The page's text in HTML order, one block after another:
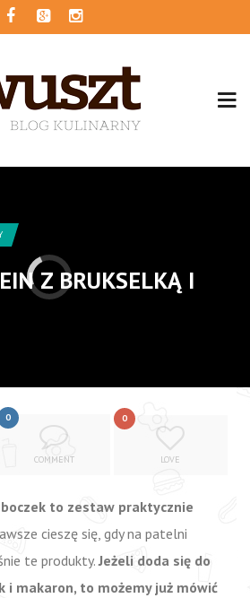
Z BRUKSELKĄ I
0
COMMENT
0
LOVE
to zestaw praktycznie
cieszę się, gdy na patelni
te produkty.Jeżeli doda się do
i makaron, to możemy już mówić